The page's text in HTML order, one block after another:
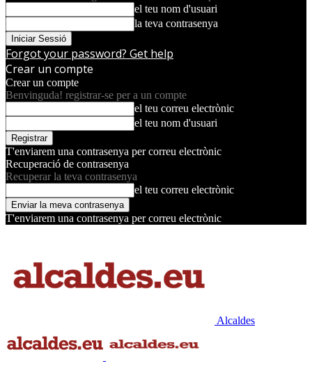
el teu nom d'usuari
la teva contrasenya
Forgot your password? Get help
Crear un compte
Crear un compte
Benvinguda! registrar-se per a un compte
el teu correu electrònic
el teu nom d'usuari
T'enviarem una contrasenya per correu electrònic
Recuperació de contrasenya
Recuperar la teva contrasenya
el teu correu electrònic
T'enviarem una contrasenya per correu electrònic
Alcaldes